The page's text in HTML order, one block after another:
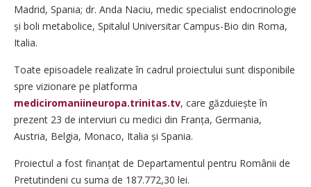
Madrid, Spania; dr. Anda Naciu, medic specialist endocrinologie
și boli metabolice, Spitalul Universitar Campus-Bio din Roma,
Italia.
Toate episoadele realizate în cadrul proiectului sunt disponibile
spre vizionare pe platforma
mediciromaniineuropa.trinitas.tv, care găzduiește în
prezent 23 de interviuri cu medici din Franța, Germania,
Austria, Belgia, Monaco, Italia și Spania.
Proiectul a fost finanțat de Departamentul pentru Românii de
Pretutindeni cu suma de 187.772,30 lei.